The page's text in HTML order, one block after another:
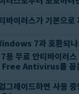
1월 14일 Windows 7 지
용하는 사람은 Microsoft
니다. 그러나 Avast 솔루
Windows 7 PC를 보호할
PC를 보호하는 동일한 방
니다!
로 좋은 안티바이러스
with free Antivirus
7용바이러스 검사기
제거할 뿐만 아니라 앞
이러스가 기본으로
Security
지만 이후 Windows 버
있지 않습니다. Microsoft
본적인 수준의 보안만 제
7과 호환되
7 운영 체제를 지원하
를 사용할 수 있
도록 계속해서 지원하겠
무료 안티바이러스
Antivirus를 꼽
레이드하면 사용 중